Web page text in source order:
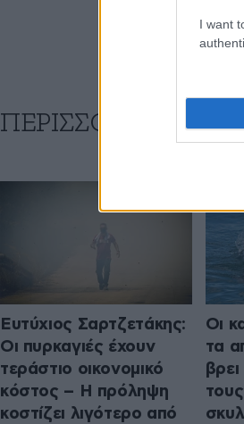
I want
ΠΕΡΙΣΣΟΤΕΡΑ
Ευτύχιος Σαρτζετάκης:
Οι πυρκαγιές έχουν
τεράστιο οικονομικό
κόστος – Η πρόληψη
κοστίζει λιγότερο από
Οι
τα